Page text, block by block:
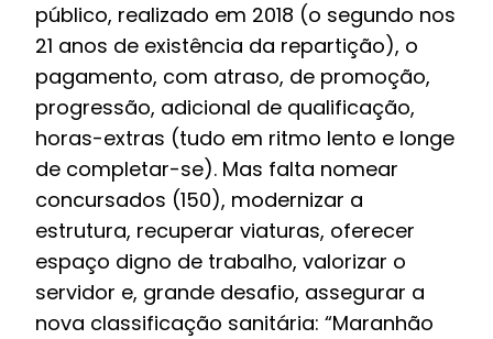
público, realizado em 2018 (o segundo nos
21 anos de existência da repartição), o
pagamento, com atraso, de promoção,
progressão, adicional de qualificação,
horas-extras (tudo em ritmo lento e longe
de completar-se). Mas falta nomear
concursados (150), modernizar a
estrutura, recuperar viaturas, oferecer
espaço digno de trabalho, valorizar o
servidor e, grande desafio, assegurar a
nova classificação sanitária: “Maranhão